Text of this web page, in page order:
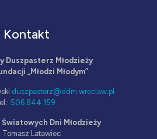
Kontakt
Duszpasterz Młodzieży
„Młodzi Młodym”
duszpasterz@ddm.wroclaw.pl
506 844 159
Dni Młodzieży
Tomasz Latawiec